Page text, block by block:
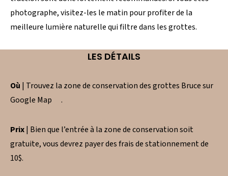
photographe, visitez-les le matin pour profiter de la
meilleure lumière naturelle qui filtre dans les grottes.
LES DÉTAILS
Où | Trouvez la zone de conservation des grottes Bruce sur
Google Map
.
Prix| Bien que l’entrée à la zone de conservation soit
gratuite, vous devrez payer des frais de stationnement de
10$.